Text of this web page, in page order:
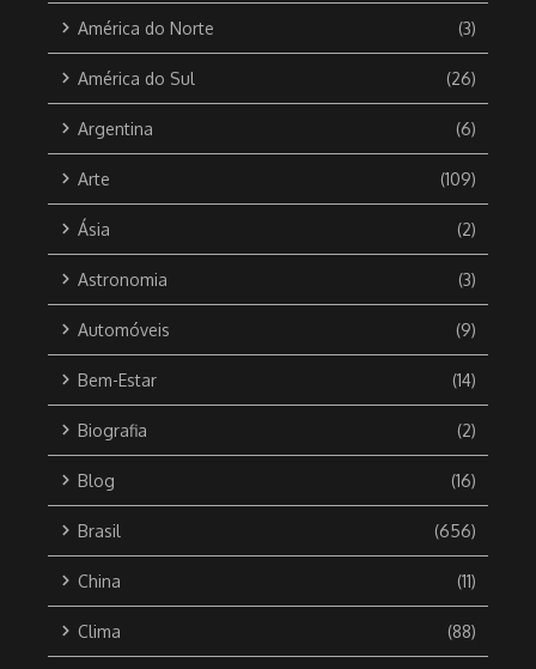
América do Norte (3)
América do Sul (26)
Argentina (6)
Arte (109)
Ásia (2)
Astronomia (3)
Automóveis (9)
Bem-Estar (14)
Biografia (2)
Blog (16)
Brasil (656)
China (11)
Clima (88)